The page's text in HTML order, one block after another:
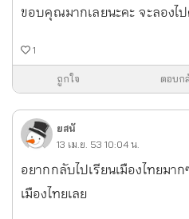
ขอบคุณมากเลยนะคะ จะลองไ
1
ถูกใจ ตอบก
ยสนั
13 เม.ย. 53 10:04 น.
อยากกลับไปเรียนเมืองไทยมา
เมืองไทยเลย